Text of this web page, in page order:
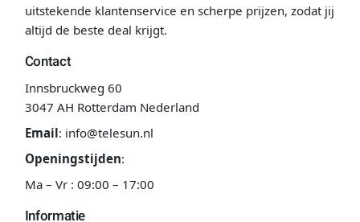
uitstekende klantenservice en scherpe prijzen, zodat jij
altijd de beste deal krijgt.
Contact
Innsbruckweg 60
3047 AH Rotterdam Nederland
Email: info@telesun.nl
Openingstijden:
Ma – Vr : 09:00 – 17:00
Informatie